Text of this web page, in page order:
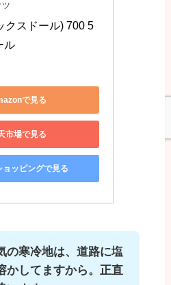
ツ
クスドール) 700 5
ル
で見る
市場で見る
ッピングで見る
の寒冷地は、道路に塩
かしてますから。正直